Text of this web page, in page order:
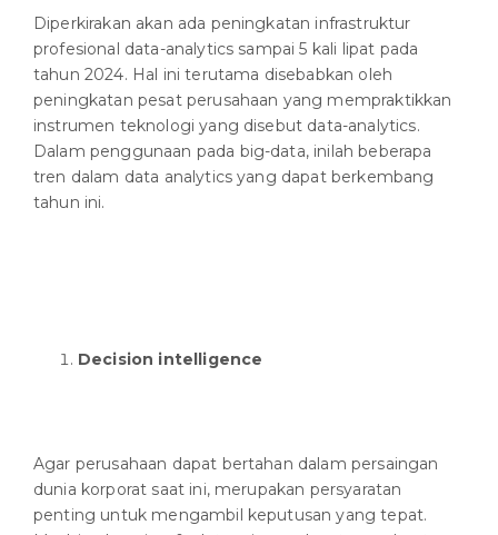
Diperkirakan akan ada peningkatan infrastruktur
profesional data-analytics sampai 5 kali lipat pada
tahun 2024. Hal ini terutama disebabkan oleh
peningkatan pesat perusahaan yang mempraktikkan
instrumen teknologi yang disebut data-analytics.
Dalam penggunaan pada big-data, inilah beberapa
tren dalam data analytics yang dapat berkembang
tahun ini.
Decision intelligence
Agar perusahaan dapat bertahan dalam persaingan
dunia korporat saat ini, merupakan persyaratan
penting untuk mengambil keputusan yang tepat.